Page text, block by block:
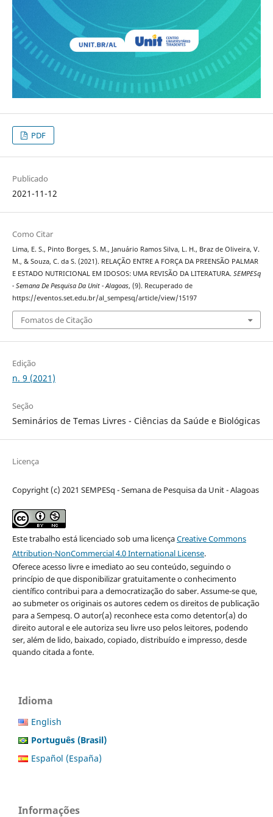
PDF
Publicado
2021-11-12
Como Citar
Lima, E. S., Pinto Borges, S. M., Januário Ramos Silva, L. H., Braz de Oliveira, V.
M., & Souza, C. da S. (2021). RELAÇÃO ENTRE A FORÇA DA PREENSÃO PALMAR
E ESTADO NUTRICIONAL EM IDOSOS: UMA REVISÃO DA LITERATURA. SEMPESq
- Semana De Pesquisa Da Unit - Alagoas, (9). Recuperado de
https://eventos.set.edu.br/al_sempesq/article/view/15197
Fomatos de Citação
Edição
n. 9 (2021)
Seção
Seminários de Temas Livres - Ciências da Saúde e Biológicas
Licença
Copyright (c) 2021 SEMPESq - Semana de Pesquisa da Unit - Alagoas
Este trabalho está licenciado sob uma licençaCreative Commons
Attribution-NonCommercial 4.0 International License.
Oferece acesso livre e imediato ao seu conteúdo, seguindo o
princípio de que disponibilizar gratuitamente o conhecimento
científico contribui para a democratização do saber. Assume-se que,
ao submeter os originais os autores cedem os direitos de publicação
para a Sempesq. O autor(a) reconhece esta como detentor(a) do
direito autoral e ele autoriza seu livre uso pelos leitores, podendo
ser, além de lido, baixado, copiado, distribuído e impresso, desde
quando citada a fonte.
Idioma
English
Português (Brasil)
Español (España)
Informações